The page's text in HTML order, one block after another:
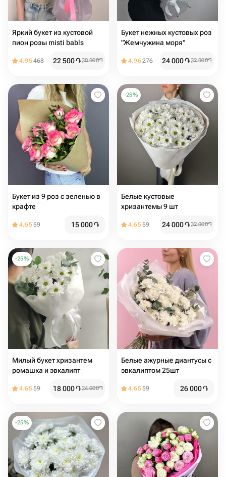
Яркий букет из кустовой
пион розы misti babls
4.95468 22 500֏30 000֏
Букет нежных кустовых роз
"Жемчужина моря"
4.96276 24 000֏32 000֏
Букет из 9 роз с зеленью в
крафте
4.6559 15 000֏
-25%
Белые кустовые
хризантемы 9 шт
4.6559 24 000֏32 000֏
-25%
Милый букет хризантем
ромашка и эвкалипт
4.6559 18 000֏24 000֏
Белые ажурные диантусы с
эвкалиптом 25шт
4.6559 26 000֏
-25%